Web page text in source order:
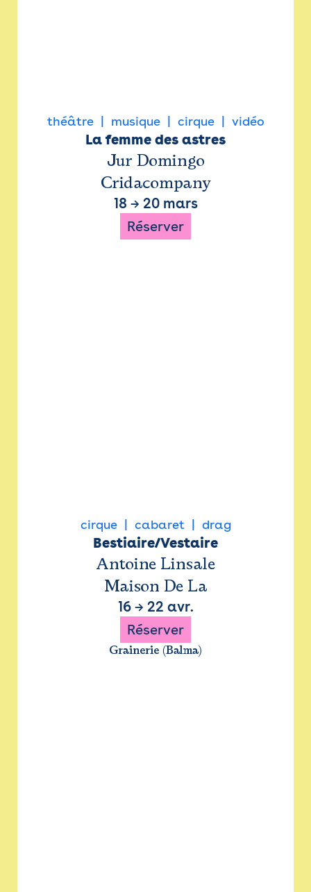
théâtre musique cirque vidéo
La femme des astres
Jur Domingo
Cridacompany
18 → 20 mars
Réserver
cirque cabaret drag
Bestiaire/Vestaire
Antoine Linsale
Maison De La
16→ 22 avr.
Réserver
Grainerie (Balma)